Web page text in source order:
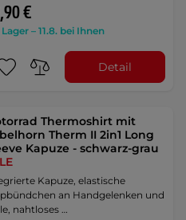
€
– 11.8. bei Ihnen
Detail
Thermoshirt mit
Therm II 2in1 Long
Kapuze - schwarz-grau
Kapuze, elastische
an Handgelenken und
nahtloses …